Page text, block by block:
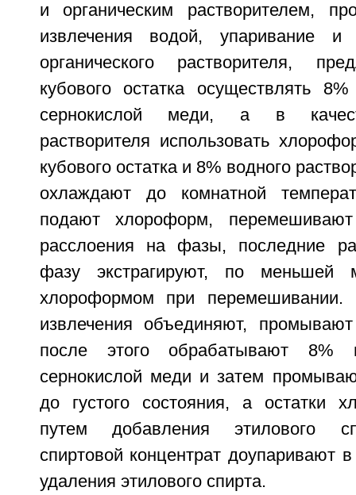
и органическим растворителем,
извлечения водой, упаривание и
органического растворителя,
кубового остатка осуществлять
сернокислой меди, а в
растворителя использовать
кубового остатка и 8% водного
охлаждают до комнатной
подают хлороформ,
расслоения на фазы, последние
фазу экстрагируют, по меньшей
хлороформом при
извлечения объединяют,
после этого обрабатывают 8%
сернокислой меди и затем
до густого состояния, а остатки
путем добавления этилового
спиртовой концентрат доупаривают
удаления этилового спирта.